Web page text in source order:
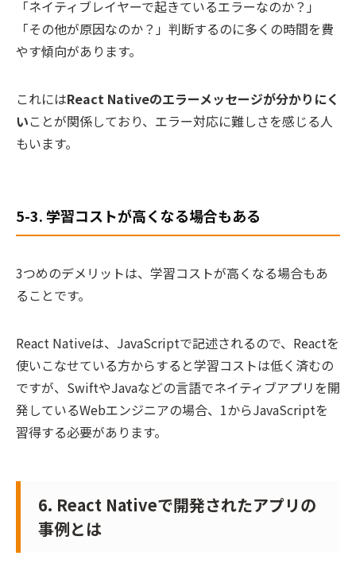
「ネイティブレイヤーで起きているエラーなのか？」
「その他が原因なのか？」判断するのに多くの時間を費
やす傾向があります。
これにはReact Nativeのエラーメッセージが分かりにく
いことが関係しており、エラー対応に難しさを感じる人
もいます。
5-3. 学習コストが高くなる場合もある
3つめのデメリットは、学習コストが高くなる場合もあ
ることです。
React Nativeは、JavaScriptで記述されるので、Reactを
使いこなせている方からすると学習コストは低く済むの
ですが、SwiftやJavaなどの言語でネイティブアプリを開
発しているWebエンジニアの場合、1からJavaScriptを
習得する必要があります。
6. React Nativeで開発されたアプリの
事例とは